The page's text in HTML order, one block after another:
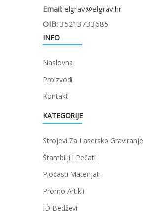
Email: elgrav@elgrav.hr
OIB: 35213733685
INFO
Naslovna
Proizvodi
Kontakt
KATEGORIJE
Strojevi Za Lasersko Graviranje
Štambilji I Pečati
Pločasti Materijali
Promo Artikli
ID Bedževi